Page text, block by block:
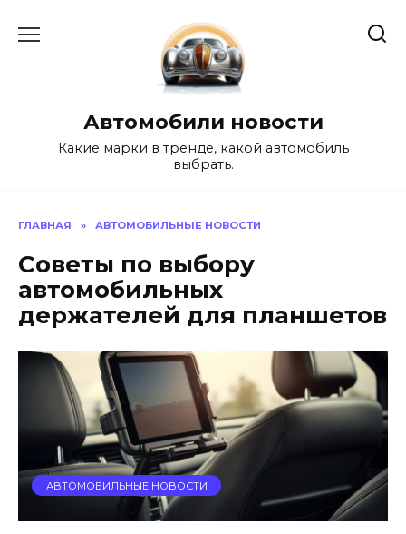
Автомобили новости
Какие марки в тренде, какой автомобиль
выбрать.
ГЛАВНАЯ » АВТОМОБИЛЬНЫЕ НОВОСТИ
Советы по выбору
автомобильных
держателей для планшетов
АВТОМОБИЛЬНЫЕ НОВОСТИ